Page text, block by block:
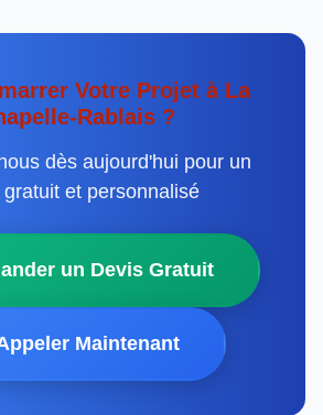
Votre Projet à La
Rablais ?
dès aujourd'hui pour un
et personnalisé
un Devis Gratuit
Maintenant